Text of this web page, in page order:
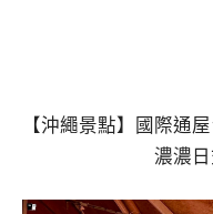
【沖繩景點】國際通
濃濃